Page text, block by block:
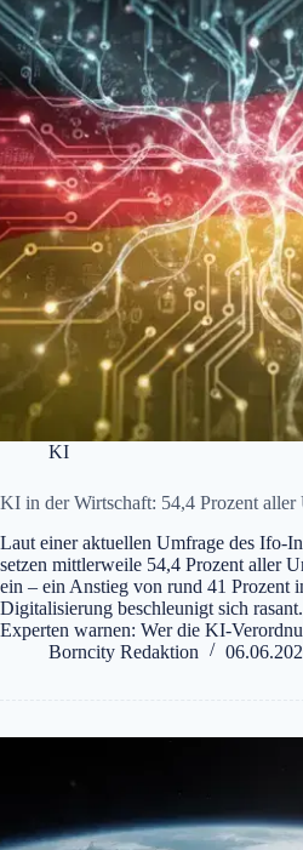
KI
KI in der Wirtschaft: 54,4 Prozent aller
Laut einer aktuellen Umfrage des Ifo-
setzen mittlerweile 54,4 Prozent aller
ein – ein Anstieg von rund 41 Prozent
Digitalisierung beschleunigt sich
Experten warnen: Wer die KI-
Borncity Redaktion